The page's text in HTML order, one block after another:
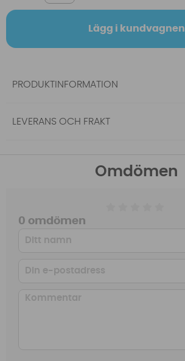
Lägg i kundvagnen
PRODUKTINFORMATION
LEVERANS OCH FRAKT
Omdömen
0 omdömen